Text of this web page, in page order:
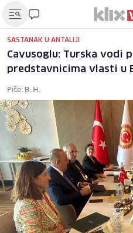
SASTANAK U ANTALIJI
Cavusoglu: Turska vodi
predstavnicima vlasti u
Piše: B. H.